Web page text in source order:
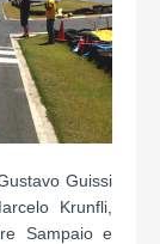
Guissi
Krunfli,
Sampaio e